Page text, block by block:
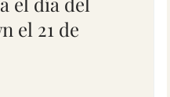
el 21 de